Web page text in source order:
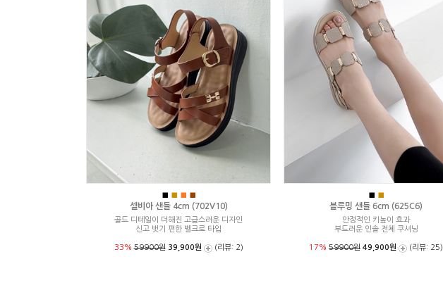
■ ■ ■ ■
셀비아 샌들 4cm (702V10)
골드 디테일이 더해진 고급스러운 디자인
신고 벗기 편한 벨크로 타입
33%59900원 39,900원 (리뷰: 2)
■ ■
블루밍 샌들 6cm (625C6)
안정적인 키높이 효과
부드러운 인솔 전체 쿠셔닝
17% 59900원 49,900원 (리뷰: 25)